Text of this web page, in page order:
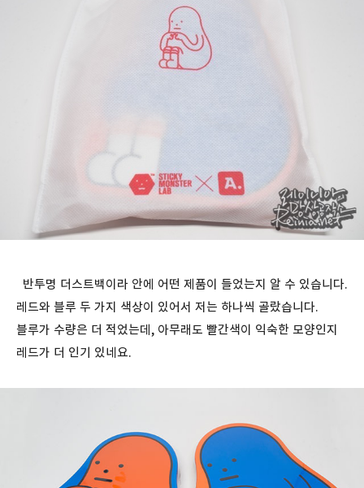
반투명 더스트백이라 안에 어떤 제품이 들었는지 알 수 있습니다.
레드와 블루 두 가지 색상이 있어서 저는 하나씩 골랐습니다.
블루가 수량은 더 적었는데, 아무래도 빨간색이 익숙한 모양인지
레드가 더 인기 있네요.